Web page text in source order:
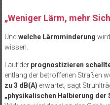
„Weniger Lärm, mehr
Und welche Lärmminderung
wissen.
Laut der prognostizieren
entlang der betroffenen Straßen
zu 3 dB(A) erwartet, sagt
„physikalischen Halbierung der